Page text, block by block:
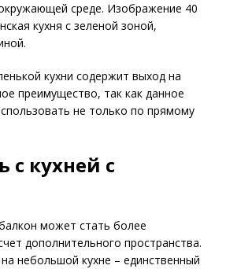
среде. Изображение 40
кухня с зеленой зоной,
кухни содержит выход на
преимущество, так как данное
не только по прямому
с кухней с
может стать более
дополнительного пространства.
небольшой кухне – единственный